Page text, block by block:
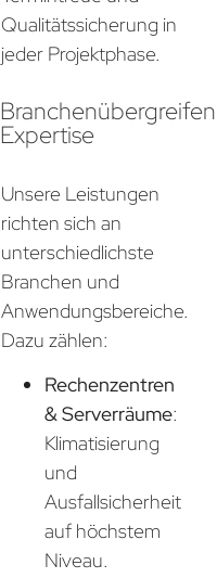
Qualitätssicherung in
jeder Projektphase.
Expertise
Unsere Leistungen
richten sich an
unterschiedlichste
Branchen und
Anwendungsbereiche.
Dazu zählen:
Rechenzentren
& Serverräume:
Klimatisierung
und
Ausfallsicherheit
auf höchstem
Niveau.